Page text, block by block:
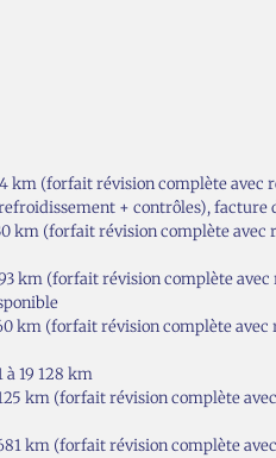
km (forfait révision complète
+ contrôles), facture
km (forfait révision complète
km (forfait révision complète
km (forfait révision complète
à 19 128 km
125 km (forfait révision complète
681 km (forfait révision complète